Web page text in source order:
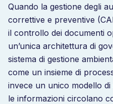
Quando la gestione degli
correttive e preventive
il controllo dei documenti
un’unica architettura di
sistema di gestione
come un insieme di
invece un unico modello
le informazioni circolano